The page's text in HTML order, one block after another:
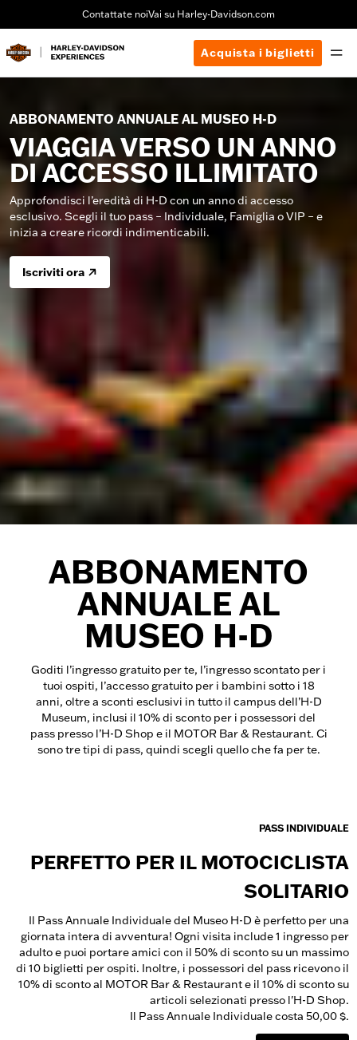
Contattate noiVai su Harley-Davidson.com
Acquista i biglietti
ABBONAMENTO ANNUALE AL MUSEO H-D
VIAGGIA VERSO UN ANNO
DI ACCESSO ILLIMITATO
Approfondisci l’eredità di H-D con un anno di accesso
esclusivo. Scegli il tuo pass – Individuale, Famiglia o VIP – e
inizia a creare ricordi indimenticabili.
Iscriviti ora
ABBONAMENTO
ANNUALE AL
MUSEO H-D
Goditi l’ingresso gratuito per te, l’ingresso scontato per i
tuoi ospiti, l’accesso gratuito per i bambini sotto i 18
anni, oltre a sconti esclusivi in tutto il campus dell’H-D
Museum, inclusi il 10% di sconto per i possessori del
pass presso l’H-D Shop e il MOTOR Bar & Restaurant. Ci
sono tre tipi di pass, quindi scegli quello che fa per te.
PASS INDIVIDUALE
PERFETTO PER IL MOTOCICLISTA
SOLITARIO
Il Pass Annuale Individuale del Museo H-D è perfetto per una
giornata intera di avventura! Ogni visita include 1 ingresso per
adulto e puoi portare amici con il 50% di sconto su un massimo
di 10 biglietti per ospiti. Inoltre, i possessori del pass ricevono il
10% di sconto al MOTOR Bar & Restaurant e il 10% di sconto su
articoli selezionati presso l'H-D Shop.
Il Pass Annuale Individuale costa 50,00 $.